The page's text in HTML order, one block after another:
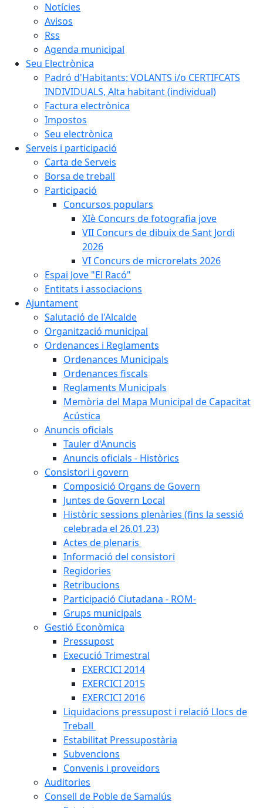
Notícies
Avisos
Rss
Agenda municipal
Seu Electrònica
Padró d'Habitants: VOLANTS i/o CERTIFCATS
INDIVIDUALS, Alta habitant (individual)
Factura electrònica
Impostos
Seu electrònica
Serveis i participació
Carta de Serveis
Borsa de treball
Participació
Concursos populars
XIè Concurs de fotografia jove
VII Concurs de dibuix de Sant Jordi
2026
VI Concurs de microrelats 2026
Espai Jove "El Racó"
Entitats i associacions
Ajuntament
Salutació de l'Alcalde
Organització municipal
Ordenances i Reglaments
Ordenances Municipals
Ordenances fiscals
Reglaments Municipals
Memòria del Mapa Municipal de Capacitat
Acústica
Anuncis oficials
Tauler d'Anuncis
Anuncis oficials - Històrics
Consistori i govern
Composició Organs de Govern
Juntes de Govern Local
Històric sessions plenàries (fins la sessió
celebrada el 26.01.23)
Actes de plenaris
Informació del consistori
Regidories
Retribucions
Participació Ciutadana - ROM-
Grups municipals
Gestió Econòmica
Pressupost
Execució Trimestral
EXERCICI 2014
EXERCICI 2015
EXERCICI 2016
Liquidacions pressupost i relació Llocs de
Treball
Estabilitat Pressupostària
Subvencions
Convenis i proveïdors
Auditories
Consell de Poble de Samalús